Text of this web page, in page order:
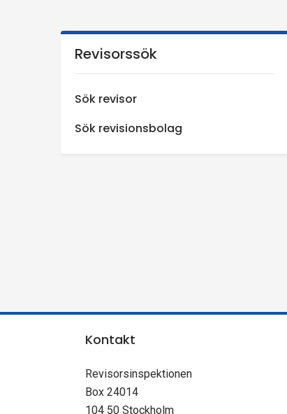
r
n
t
Revisorssök
Sök revisor
Sök revisionsbolag
Kontakt
Revisorsinspektionen
Box 24014
104 50 Stockholm